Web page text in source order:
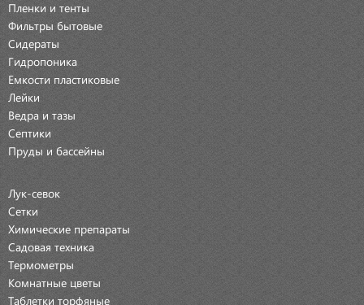
Пленки и тенты
Фильтры бытовые
Сидераты
Гидропоника
Емкости пластиковые
Лейки
Ведра и тазы
Септики
Пруды и бассейны
Лук-севок
Сетки
Химические препараты
Садовая техника
Термометры
Комнатные цветы
Таблетки торфяные